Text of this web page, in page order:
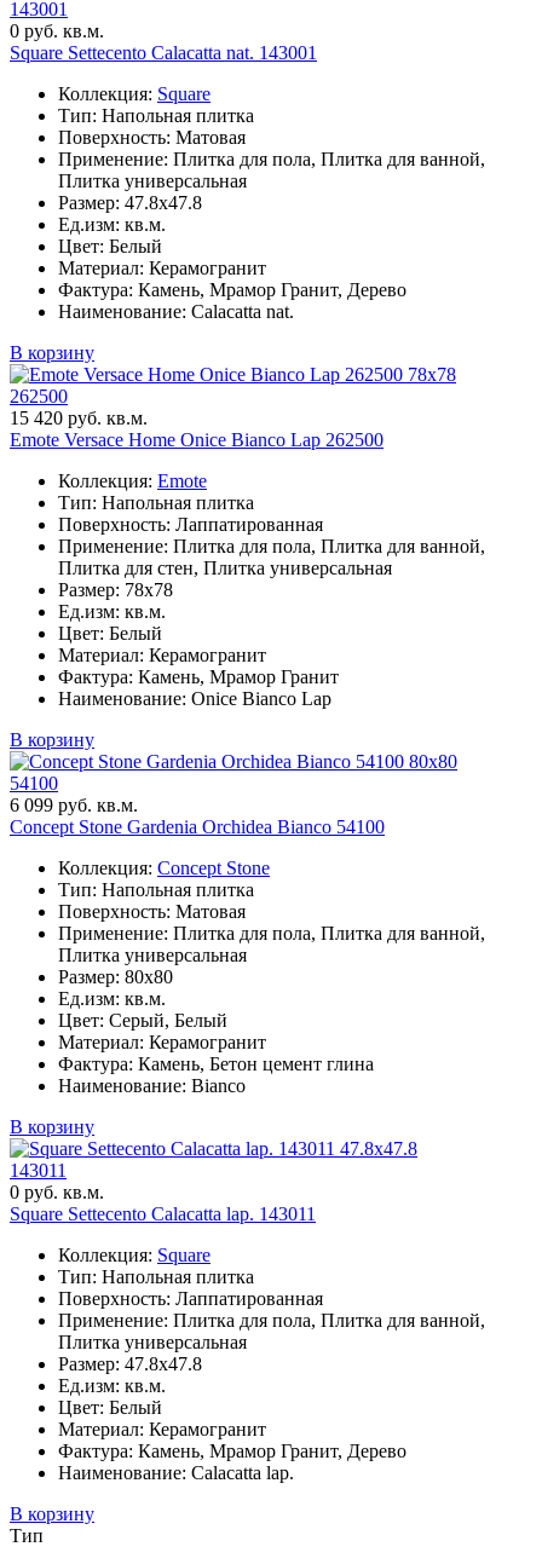
143001
0 руб. кв.м.
Square Settecento Calacatta nat. 143001
Коллекция: Square
Тип: Напольная плитка
Поверхность: Матовая
Применение: Плитка для пола, Плитка для ванной,
Плитка универсальная
Размер: 47.8x47.8
Ед.изм: кв.м.
Цвет: Белый
Материал: Керамогранит
Фактура: Камень, Мрамор Гранит, Дерево
Наименование: Calacatta nat.
В корзину
78x78
262500
15 420 руб. кв.м.
Emote Versace Home Onice Bianco Lap 262500
Коллекция: Emote
Тип: Напольная плитка
Поверхность: Лаппатированная
Применение: Плитка для пола, Плитка для ванной,
Плитка для стен, Плитка универсальная
Размер: 78x78
Ед.изм: кв.м.
Цвет: Белый
Материал: Керамогранит
Фактура: Камень, Мрамор Гранит
Наименование: Onice Bianco Lap
В корзину
80x80
54100
6 099 руб. кв.м.
Concept Stone Gardenia Orchidea Bianco 54100
Коллекция: Concept Stone
Тип: Напольная плитка
Поверхность: Матовая
Применение: Плитка для пола, Плитка для ванной,
Плитка универсальная
Размер: 80x80
Ед.изм: кв.м.
Цвет: Серый, Белый
Материал: Керамогранит
Фактура: Камень, Бетон цемент глина
Наименование: Bianco
В корзину
47.8x47.8
143011
0 руб. кв.м.
Square Settecento Calacatta lap. 143011
Коллекция: Square
Тип: Напольная плитка
Поверхность: Лаппатированная
Применение: Плитка для пола, Плитка для ванной,
Плитка универсальная
Размер: 47.8x47.8
Ед.изм: кв.м.
Цвет: Белый
Материал: Керамогранит
Фактура: Камень, Мрамор Гранит, Дерево
Наименование: Calacatta lap.
В корзину
Тип